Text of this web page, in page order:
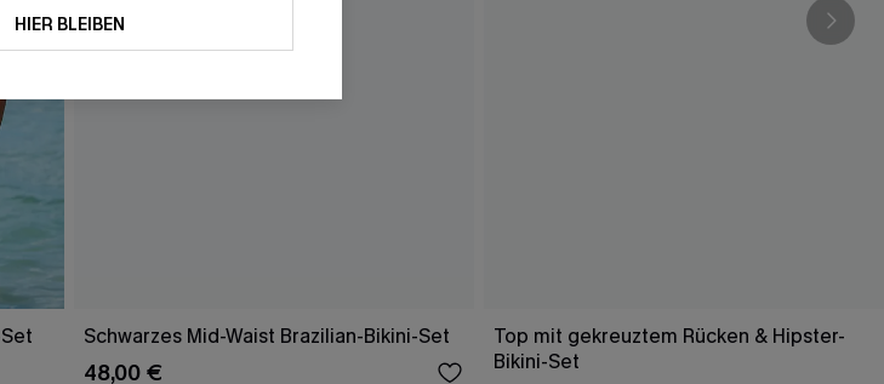
Schwarzes Mid-Waist Brazilian-Bikini-Set
48,00 €
Top mit gekreuztem Rücken & Hipster-
Bikini-Set
HIER BLEIBEN